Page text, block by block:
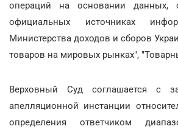
операций на основании данных,
официальных источниках
Министерства доходов и сборов
товаров на мировых рынках",
Верховный Суд соглашается с
апелляционной инстанции
определения ответчиком